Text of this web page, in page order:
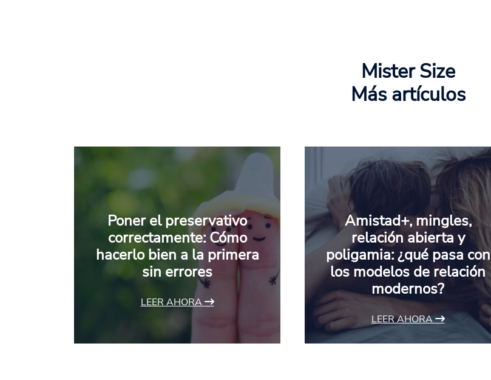
Mister Size
Más artículos
Poner el preservativo
correctamente: Cómo
hacerlo bien a la primera
sin errores
LEER AHORA
Amistad+, mingles,
relación abierta y
poligamia: ¿qué pasa con
los modelos de relación
modernos?
LEER AHORA